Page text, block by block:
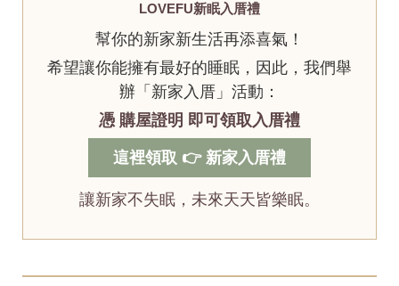
LOVEFU新眠入厝禮
幫你的新家新生活再添喜氣！
希望讓你能擁有最好的睡眠，因此，我們舉
辦「新家入厝」活動：
憑 購屋證明 即可領取入厝禮
這裡領取 👉 新家入厝禮
讓新家不失眠，未來天天皆樂眠。